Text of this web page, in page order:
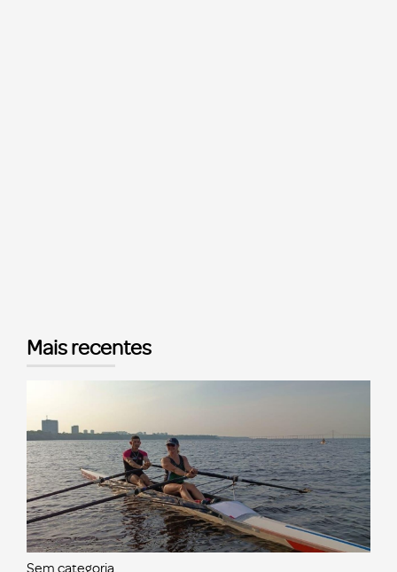
Mais recentes
Sem categoria